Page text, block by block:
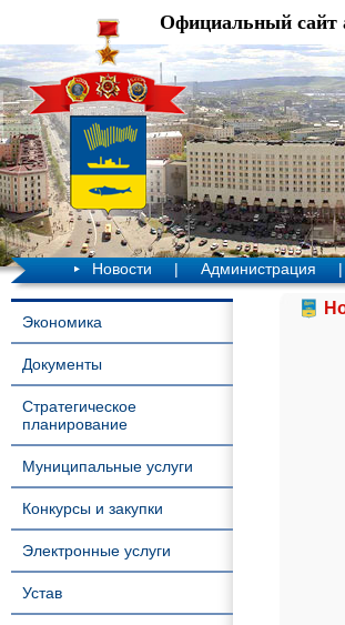
Официальный сайт
Новости | Администрация |
Экономика
Документы
Стратегическое
планирование
Муниципальные услуги
Конкурсы и закупки
Электронные услуги
Устав